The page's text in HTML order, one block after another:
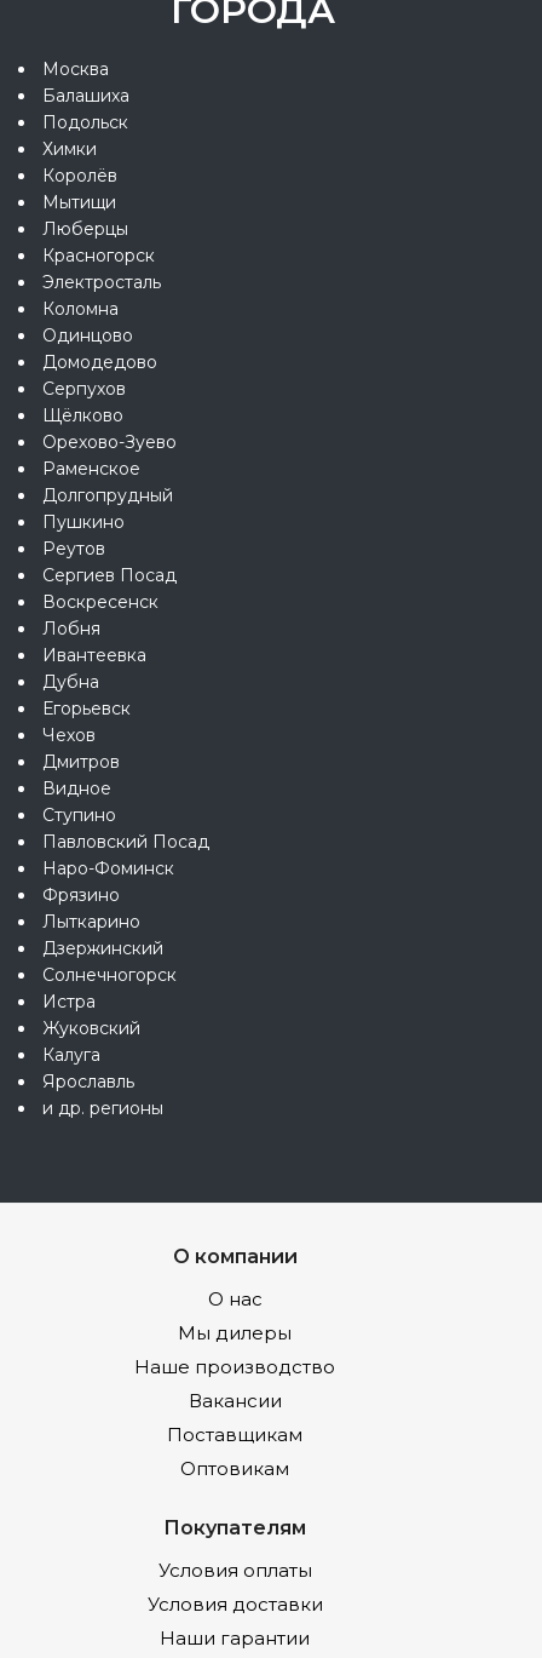
ГОРОДА
Москва
Балашиха
Подольск
Химки
Королёв
Мытищи
Люберцы
Красногорск
Электросталь
Коломна
Одинцово
Домодедово
Серпухов
Щёлково
Орехово-Зуево
Раменское
Долгопрудный
Пушкино
Реутов
Сергиев Посад
Воскресенск
Лобня
Ивантеевка
Дубна
Егорьевск
Чехов
Дмитров
Видное
Ступино
Павловский Посад
Наро-Фоминск
Фрязино
Лыткарино
Дзержинский
Солнечногорск
Истра
Жуковский
Калуга
Ярославль
и др. регионы
О компании
О нас
Мы дилеры
Наше производство
Вакансии
Поставщикам
Оптовикам
Покупателям
Условия оплаты
Условия доставки
Наши гарантии